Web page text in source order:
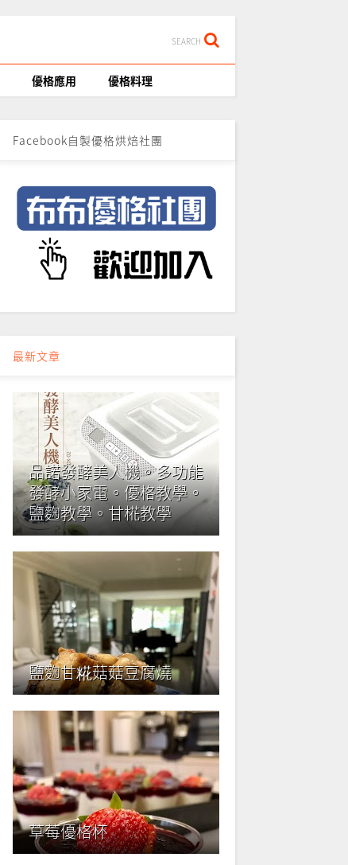
SEARCH
優格應用 優格料理
Facebook自製優格烘焙社團
最新文章
品諾發酵美人機。多功能
發酵小家電。優格教學。
鹽麴教學。甘椛教學
鹽麴甘糀菇菇豆腐燒
草莓優格杯